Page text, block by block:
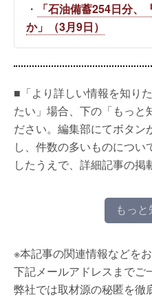
・
「石油備蓄254日分、
か」（3月9日）
■「より詳しい情報を知り
たい」場合、下の「もっと
ださい。編集部にてボタン
し、件数の多いものにつ
したうえで、詳細記事の掲
もっと
※本記事の関連情報などを
下記メールアドレスまでご
弊社では取材源の秘匿を徹